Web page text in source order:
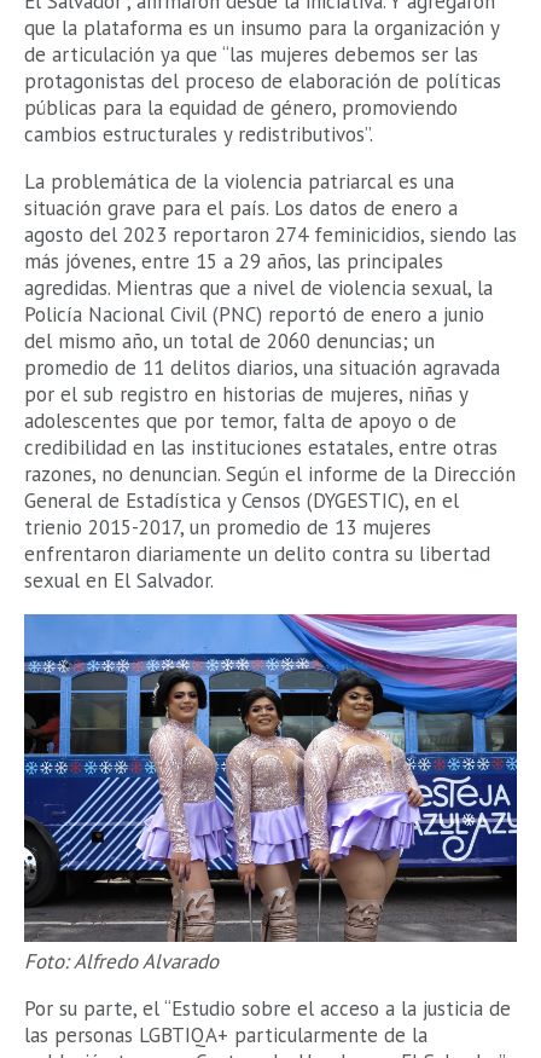
que la plataforma es un insumo para la organización y
de articulación ya que “las mujeres debemos ser las
protagonistas del proceso de elaboración de políticas
públicas para la equidad de género, promoviendo
cambios estructurales y redistributivos”.
La problemática de la violencia patriarcal es una
situación grave para el país. Los datos de enero a
agosto del 2023 reportaron 274 feminicidios, siendo las
más jóvenes, entre 15 a 29 años, las principales
agredidas. Mientras que a nivel de violencia sexual, la
Policía Nacional Civil (PNC) reportó de enero a junio
del mismo año, un total de 2060 denuncias; un
promedio de 11 delitos diarios, una situación agravada
por el sub registro en historias de mujeres, niñas y
adolescentes que por temor, falta de apoyo o de
credibilidad en las instituciones estatales, entre otras
razones, no denuncian. Según el informe de la Dirección
General de Estadística y Censos (DYGESTIC), en el
trienio 2015-2017, un promedio de 13 mujeres
enfrentaron diariamente un delito contra su libertad
sexual en El Salvador.
Foto: Alfredo Alvarado
Por su parte, el “Estudio sobre el acceso a la justicia de
las personas LGBTIQA+ particularmente de la